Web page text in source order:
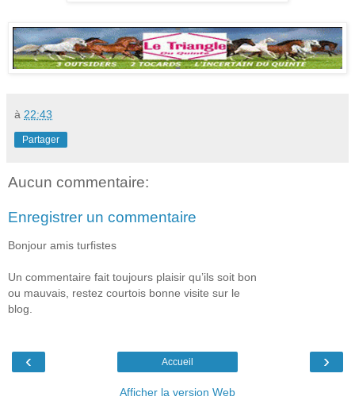
à 22:43
Partager
Aucun commentaire:
Enregistrer un commentaire
Bonjour amis turfistes
Un commentaire fait toujours plaisir qu’ils soit bon
ou mauvais, restez courtois bonne visite sur le
blog.
‹ ›
Accueil
Afficher la version Web